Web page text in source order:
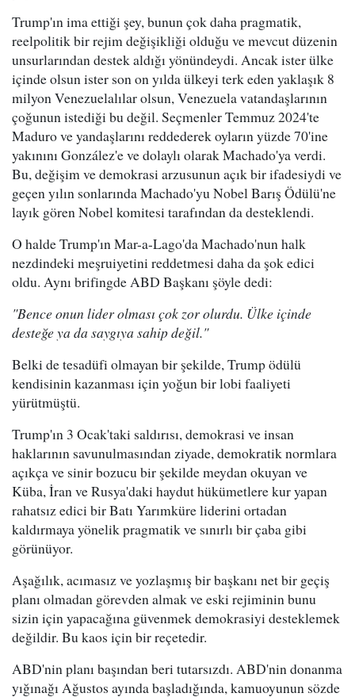
Trump'ın ima ettiği şey, bunun çok daha pragmatik,
reelpolitik bir rejim değişikliği olduğu ve mevcut düzenin
unsurlarından destek aldığı yönündeydi. Ancak ister ülke
içinde olsun ister son on yılda ülkeyi terk eden yaklaşık 8
milyon Venezuelalılar olsun, Venezuela vatandaşlarının
çoğunun istediği bu değil. Seçmenler Temmuz 2024'te
Maduro ve yandaşlarını reddederek oyların yüzde 70'ine
yakınını González'e ve dolaylı olarak Machado'ya verdi.
Bu, değişim ve demokrasi arzusunun açık bir ifadesiydi ve
geçen yılın sonlarında Machado'yu Nobel Barış Ödülü'ne
layık gören Nobel komitesi tarafından da desteklendi.
O halde Trump'ın Mar-a-Lago'da Machado'nun halk
nezdindeki meşruiyetini reddetmesi daha da şok edici
oldu. Aynı brifingde ABD Başkanı şöyle dedi:
"Bence onun lider olması çok zor olurdu. Ülke içinde
desteğe ya da saygıya sahip değil."
Belki de tesadüfi olmayan bir şekilde, Trump ödülü
kendisinin kazanması için yoğun bir lobi faaliyeti
yürütmüştü.
Trump'ın 3 Ocak'taki saldırısı, demokrasi ve insan
haklarının savunulmasından ziyade, demokratik normlara
açıkça ve sinir bozucu bir şekilde meydan okuyan ve
Küba, İran ve Rusya'daki haydut hükümetlere kur yapan
rahatsız edici bir Batı Yarımküre liderini ortadan
kaldırmaya yönelik pragmatik ve sınırlı bir çaba gibi
görünüyor.
Aşağılık, acımasız ve yozlaşmış bir başkanı net bir geçiş
planı olmadan görevden almak ve eski rejiminin bunu
sizin için yapacağına güvenmek demokrasiyi desteklemek
değildir. Bu kaos için bir reçetedir.
ABD'nin planı başından beri tutarsızdı. ABD'nin donanma
yığınağı Ağustos ayında başladığında, kamuoyunun sözde